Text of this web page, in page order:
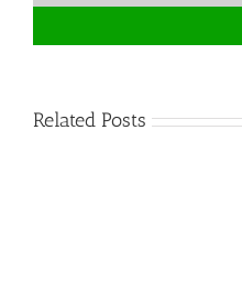
Related Posts